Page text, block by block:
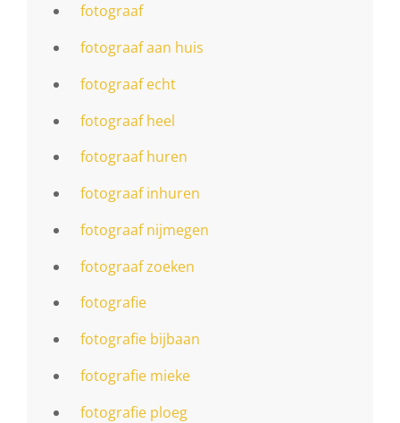
fotograaf
fotograaf aan huis
fotograaf echt
fotograaf heel
fotograaf huren
fotograaf inhuren
fotograaf nijmegen
fotograaf zoeken
fotografie
fotografie bijbaan
fotografie mieke
fotografie ploeg